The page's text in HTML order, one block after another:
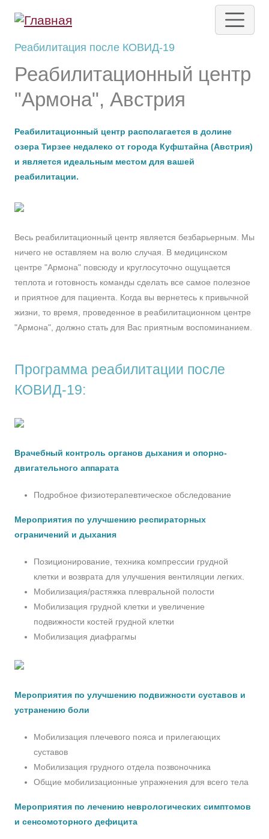
Реабилитация после КОВИД-19
Реабилитационный центр
"Армона", Австрия
Реабилитационный центр располагается в долине
озера Тирзее недалеко от города Куфштайна (Австрия)
и является идеальным местом для вашей
реабилитации.
Весь реабилитационный центр является безбарьерным. Мы
ничего не оставляем на волю случая. В медицинском
центре "Армона" повсюду и круглосуточно ощущается
теплота и готовность команды сделать все самое полезное
и приятное для пациента. Когда вы вернетесь к привычной
жизни, то время, проведенное в реабилитационном центре
"Армона", должно стать для Вас приятным воспоминанием.
Программа реабилитации после
КОВИД-19:
Врачебный контроль органов дыхания и опорно-
двигательного аппарата
Подробное физиотерапевтическое обследование
Мероприятия по улучшению респираторных
ограничений и дыхания
Позиционирование, техника компрессии грудной
клетки и возврата для улучшения вентиляции легких.
Мобилизация/растяжка плевральной полости
Мобилизация грудной клетки и увеличение
подвижности костей грудной клетки
Мобилизация диафрагмы
Мероприятия по улучшению подвижности суставов и
устранению боли
Мобилизация плечевого пояса и прилегающих
суставов
Мобилизация грудного отдела позвоночника
Общие мобилизационные упражнения для всего тела
Мероприятия по лечению неврологических симптомов
и сенсомоторного дефицита